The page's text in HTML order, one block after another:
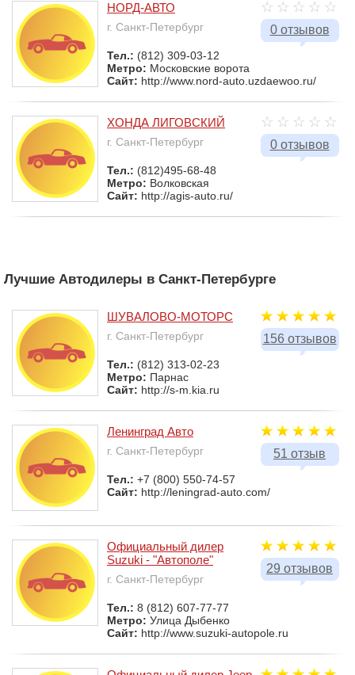
0 отзывов
НОРД-АВТО
г. Санкт-Петербург
Тел.: (812) 309-03-12
Метро: Московские ворота
Сайт: http://www.nord-auto.uzdaewoo.ru/
0 отзывов
ХОНДА ЛИГОВСКИЙ
г. Санкт-Петербург
Тел.: (812)495-68-48
Метро: Волковская
Сайт: http://agis-auto.ru/
Лучшие Автодилеры в Санкт-Петербурге
156 отзывов
ШУВАЛОВО-МОТОРС
г. Санкт-Петербург
Тел.: (812) 313-02-23
Метро: Парнас
Сайт: http://s-m.kia.ru
51 отзыв
Ленинград Авто
г. Санкт-Петербург
Тел.: +7 (800) 550-74-57
Сайт: http://leningrad-auto.com/
29 отзывов
Официальный дилер
Suzuki - "Автополе"
г. Санкт-Петербург
Тел.: 8 (812) 607-77-77
Метро: Улица Дыбенко
Сайт: http://www.suzuki-autopole.ru